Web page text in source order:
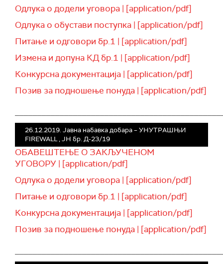
Одлука о додели уговора | [application/pdf]
Одлука о обустави поступка | [application/pdf]
Питање и одговори бр.1 | [application/pdf]
Измена и допуна КД бр.1 | [application/pdf]
Конкурсна документација | [application/pdf]
Позив за подношење понуда | [application/pdf]
26.12.2019. Јавна набавка добара – УНУТРАШЊИ
FIREWALL , ЈН бр. Д-23/19
ОБАВЕШТЕЊЕ О ЗАКЉУЧЕНОМ
УГОВОРУ | [application/pdf]
Одлука о додели уговора | [application/pdf]
Питање и одговори бр.1 | [application/pdf]
Конкурсна документација | [application/pdf]
Позив за подношење понуда | [application/pdf]